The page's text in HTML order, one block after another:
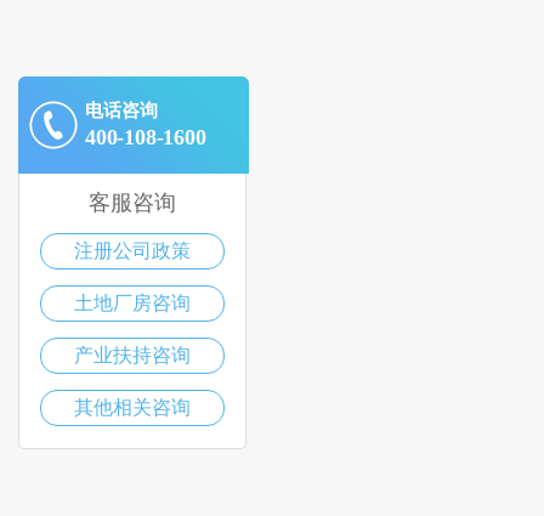
电话咨询
400-108-1600
客服咨询
注册公司政策
土地厂房咨询
产业扶持咨询
其他相关咨询